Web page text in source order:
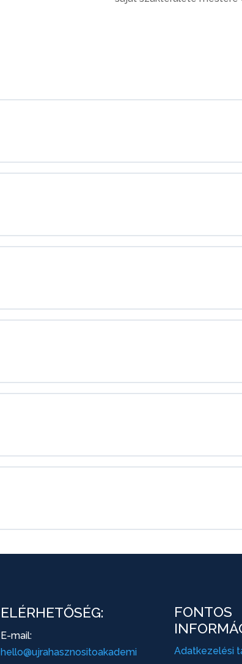
ELÉRHETŐSÉG:
E-mail:
hello@ujrahasznositoakademi
FONTOS
Adatkezelési